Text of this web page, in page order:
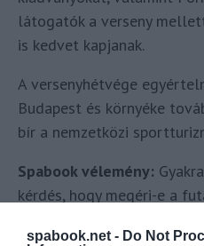
spabook.net - Do Not
látogatók a verseny
is kedvet kapjanak.
A versenyhétvége
Budapest és környéke
bír a nemzetközi
Spabook vélemény:
kérdés, hogy megéri-e a
Minden alkalommal,